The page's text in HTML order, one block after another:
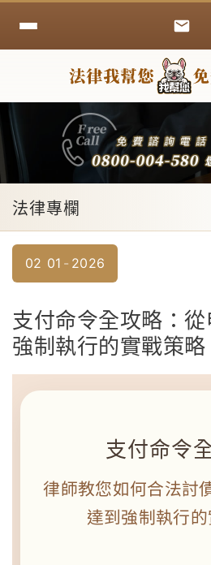
法律專欄
02 01 2026
支付命令全攻略：從
強制執行的實戰策略
支付命令
律師教您如何合法討
達到強制執行